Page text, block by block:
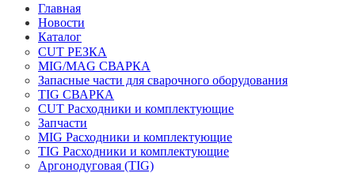
Главная
Новости
Каталог
CUT РЕЗКА
MIG/MAG СВАРКА
Запасные части для сварочного оборудования
TIG СВАРКА
CUT Расходники и комплектующие
Запчасти
MIG Расходники и комплектующие
TIG Расходники и комплектующие
Аргонодуговая (TIG)